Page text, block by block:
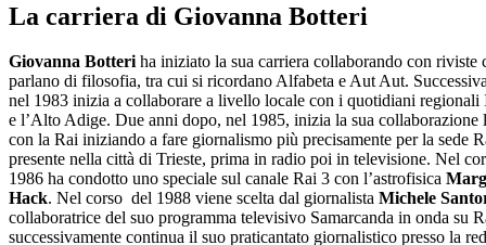
La carriera di Giovanna Botteri
Giovanna Botteriha iniziato la sua carriera collaborando con riviste
parlano di filosofia, tra cui si ricordano Alfabeta e Aut Aut.
nel 1983 inizia a collaborare a livello locale con i quotidiani regionali
e l’Alto Adige. Due anni dopo, nel 1985, inizia la sua collaborazione
con la Rai iniziando a fare giornalismo più precisamente per la sede
presente nella città di Trieste, prima in radio poi in televisione. Nel
1986 ha condotto uno speciale sul canale Rai 3 con l’astrofisica
Hack. Nel corso del 1988 viene scelta dal giornalista Michele
collaboratrice del suo programma televisivo Samarcanda in onda su
successivamente continua il suo praticantato giornalistico presso la